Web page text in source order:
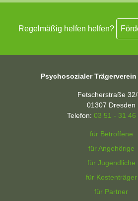
Regelmäßig helfen helfen?
Psychosozialer Trägerverein
Fetscherstraße
01307 Dresden
Telefon: 03 51 - 31 46
für Betroffene
für Angehörige
für Jugendliche
für Kostenträger
für Partner